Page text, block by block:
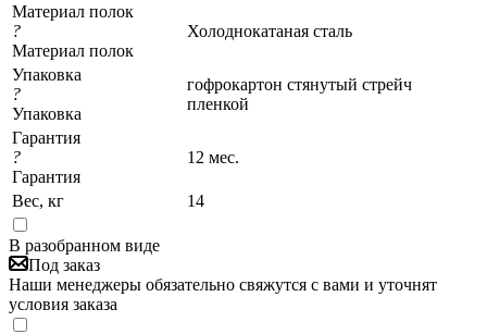
Материал полок
?
Материал полок
Холоднокатаная сталь
Упаковка
?
Упаковка
гофрокартон стянутый стрейч
пленкой
Гарантия
?
Гарантия
12 мес.
Вес, кг 14
В разобранном виде
Под заказ
Наши менеджеры обязательно свяжутся с вами и уточнят
условия заказа